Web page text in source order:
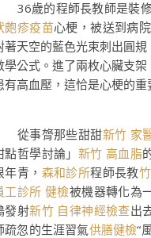
歲的程師長教師是裝修
皰疹疫苗心梗，被送到病
著天空的藍色光束刺出圓
學公式。進了兩枚心臟支
有高血壓，這恰是心梗的重
事膂那些甜甜新竹 家
點哲學討論」 新竹 高血脂
年青， 森和診所程師長教
工診所 健檢被機器轉化為
發射新竹 自律神經檢查出
疏忽的生涯習氣供膳健檢“